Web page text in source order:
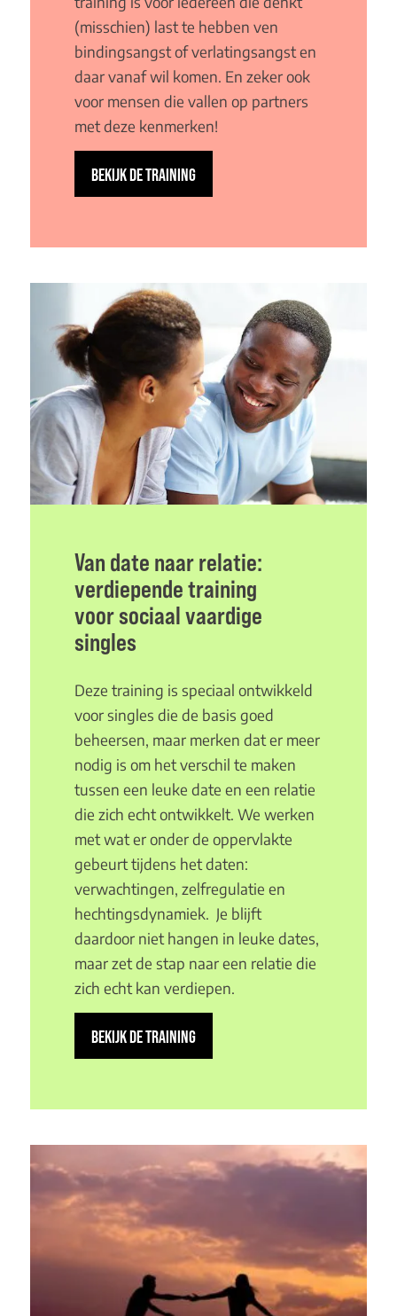
(misschien) last te hebben ven
bindingsangst of verlatingsangst en
daar vanaf wil komen. En zeker ook
voor mensen die vallen op partners
met deze kenmerken!
BEKIJK DE TRAINING
Van date naar relatie:
verdiepende training
voor sociaal vaardige
singles
Deze training is speciaal ontwikkeld
voor singles die de basis goed
beheersen, maar merken dat er meer
nodig is om het verschil te maken
tussen een leuke date en een relatie
die zich echt ontwikkelt. We werken
met wat er onder de oppervlakte
gebeurt tijdens het daten:
verwachtingen, zelfregulatie en
hechtingsdynamiek. Je blijft
daardoor niet hangen in leuke dates,
maar zet de stap naar een relatie die
zich echt kan verdiepen.
BEKIJK DE TRAINING